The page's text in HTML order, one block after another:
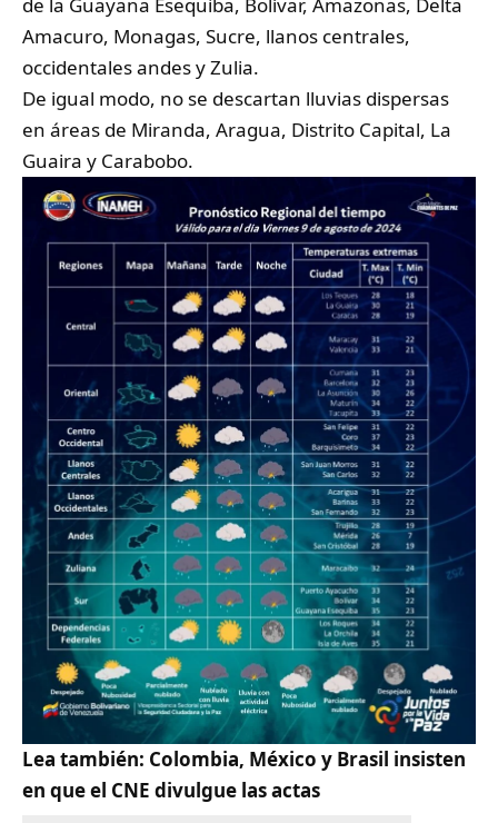
Amacuro, Monagas, Sucre, llanos centrales,
occidentales andes y Zulia.
De igual modo, no se descartan lluvias dispersas
en áreas de Miranda, Aragua, Distrito Capital, La
Guaira y Carabobo.
Lea también: Colombia, México y Brasil insisten
en que el CNE divulgue las actas